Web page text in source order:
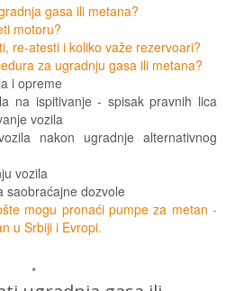
gasa ili metana?
motoru?
re-atesti i koliko važe rezervoari?
za ugradnju gasa ili metana?
i opreme
na ispitivanje - spisak pravnih lica
vozila
nakon ugradnje alternativnog
vozila
saobraćajne dozvole
mogu pronaći pumpe za metan -
u Srbiji i Evropi.
*